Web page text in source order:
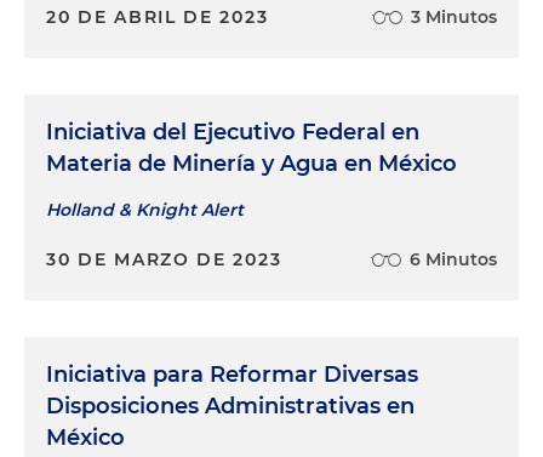
20 DE ABRIL DE 2023 3 Minutos
Iniciativa del Ejecutivo Federal en
Materia de Minería y Agua en México
Holland & Knight Alert
30 DE MARZO DE 2023 6 Minutos
Iniciativa para Reformar Diversas
Disposiciones Administrativas en
México